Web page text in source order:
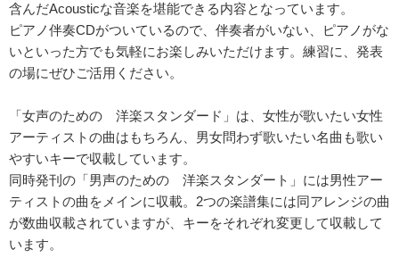
含んだAcousticな音楽を堪能できる内容となっています。
ピアノ伴奏CDがついているので、伴奏者がいない、ピアノがな
いといった方でも気軽にお楽しみいただけます。練習に、発表
の場にぜひご活用ください。
「女声のための 洋楽スタンダード」は、女性が歌いたい女性
アーティストの曲はもちろん、男女問わず歌いたい名曲も歌い
やすいキーで収載しています。
同時発刊の「男声のための 洋楽スタンダート」には男性アー
ティストの曲をメインに収載。2つの楽譜集には同アレンジの曲
が数曲収載されていますが、キーをそれぞれ変更して収載して
います。